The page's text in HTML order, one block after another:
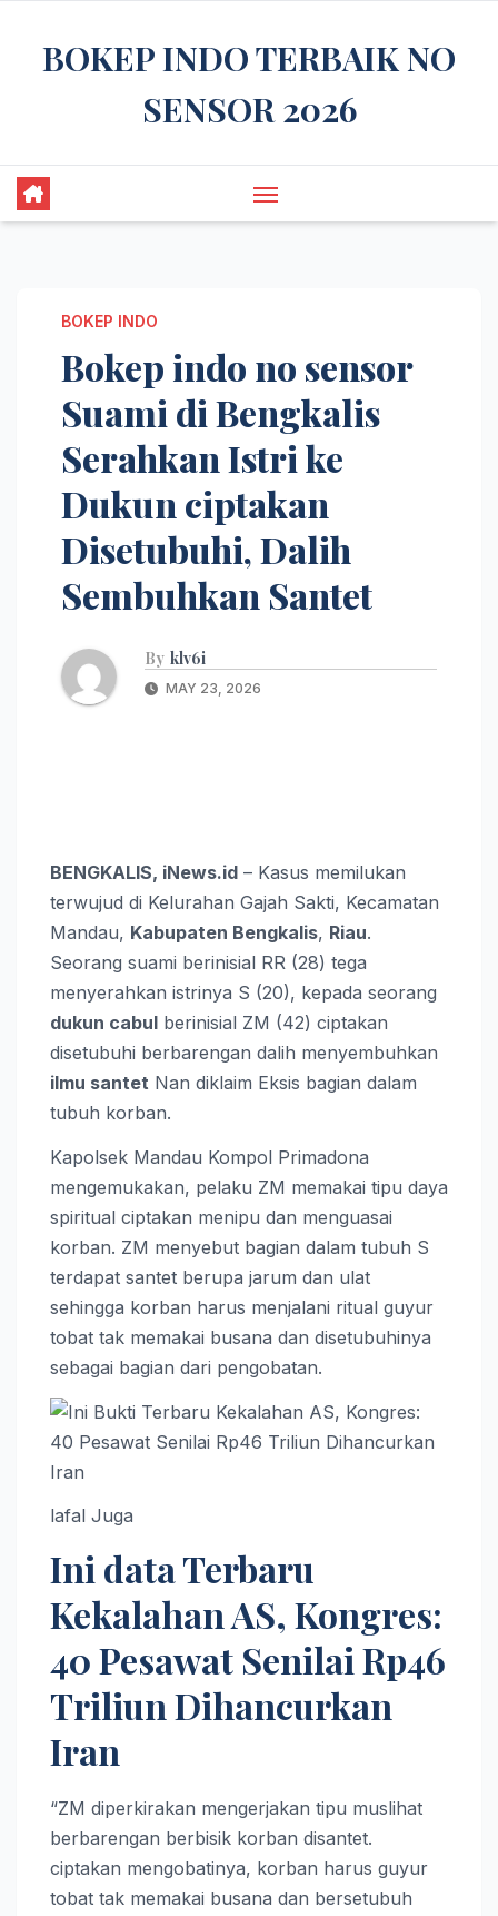
BOKEP INDO TERBAIK NO
SENSOR 2026
BOKEP INDO
Bokep indo no sensor
Suami di Bengkalis
Serahkan Istri ke
Dukun ciptakan
Disetubuhi, Dalih
Sembuhkan Santet
By klv6i
MAY 23, 2026
BENGKALIS, iNews.id – Kasus memilukan
terwujud di Kelurahan Gajah Sakti, Kecamatan
Mandau, Kabupaten Bengkalis, Riau.
Seorang suami berinisial RR (28) tega
menyerahkan istrinya S (20), kepada seorang
dukun cabul berinisial ZM (42) ciptakan
disetubuhi berbarengan dalih menyembuhkan
ilmu santet Nan diklaim Eksis bagian dalam
tubuh korban.
Kapolsek Mandau Kompol Primadona
mengemukakan, pelaku ZM memakai tipu daya
spiritual ciptakan menipu dan menguasai
korban. ZM menyebut bagian dalam tubuh S
terdapat santet berupa jarum dan ulat
sehingga korban harus menjalani ritual guyur
tobat tak memakai busana dan disetubuhinya
sebagai bagian dari pengobatan.
lafal Juga
Ini data Terbaru
Kekalahan AS, Kongres:
40 Pesawat Senilai Rp46
Triliun Dihancurkan
Iran
“ZM diperkirakan mengerjakan tipu muslihat
berbarengan berbisik korban disantet.
ciptakan mengobatinya, korban harus guyur
tobat tak memakai busana dan bersetubuh